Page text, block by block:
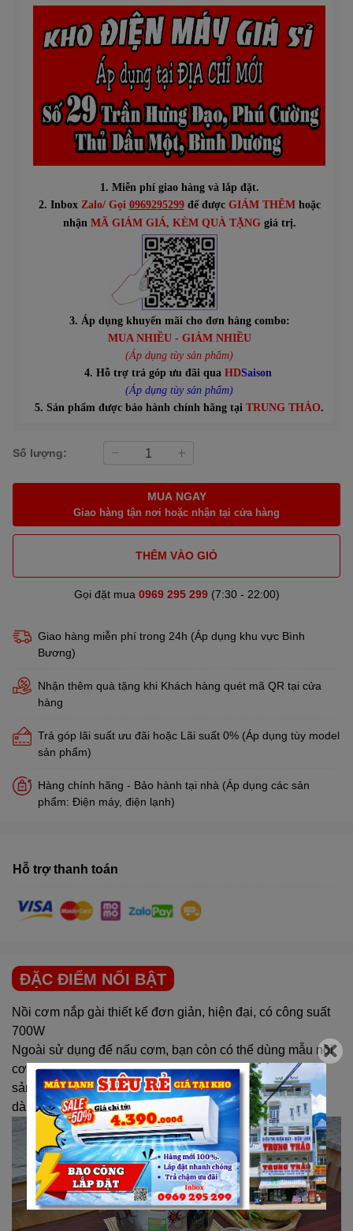
1. Miễn phí giao hàng và lắp đặt.
2. Inbox Zalo/ Gọi 0969295299để được GIẢM THÊMhoặc
nhận MÃ GIẢM GIÁ, KÈM QUÀ TẶNGgiá trị.
3. Áp dụng khuyến mãi cho đơn hàng combo:
MUA NHIỀU - GIẢM NHIỀU
(Áp dụng tùy sản phẩm)
4. Hỗ trợ trả góp ưu đãi qua HDSaison
(Áp dụng tùy sản phẩm)
5. Sản phẩm được bảo hành chính hãng tại TRUNG THẢO.
Số lượng:
MUA NGAY
Giao hàng tận nơi hoặc nhận tại cửa hàng
THÊM VÀO GIỎ
Gọi đặt mua 0969 295 299(7:30 - 22:00)
Giao hàng miễn phí trong 24h (Áp dụng khu vực Bình
Bương)
Nhận thêm quà tặng khi Khách hàng quét mã QR tại cửa
hàng
Trả góp lãi suất ưu đãi hoặc Lãi suất 0% (Áp dụng tùy model
sản phẩm)
Hàng chính hãng - Bảo hành tại nhà (Áp dụng các sản
phẩm: Điện máy, điện lạnh)
Hỗ trợ thanh toán
ĐẶC ĐIỂM NỔI BẬT
Nồi cơm nắp gài thiết kế đơn giản, hiện đại, có công suất
700W
Ngoài sử dụng để nấu cơm, bạn còn có thể dùng mẫu nồi
cơm điện Sharp này để nấu xôi, làm bánh,… vì khi mua
sản phẩm được tặng kèm xửng hấp rất thuận tiện và dễ
dàng.